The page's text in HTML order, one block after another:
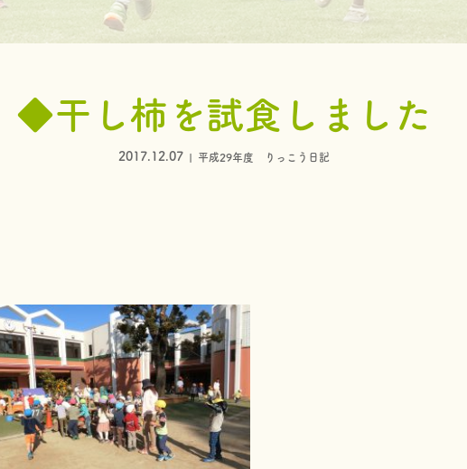
◆干し柿を試食しました
2017.12.07 平成29年度 りっこう日記